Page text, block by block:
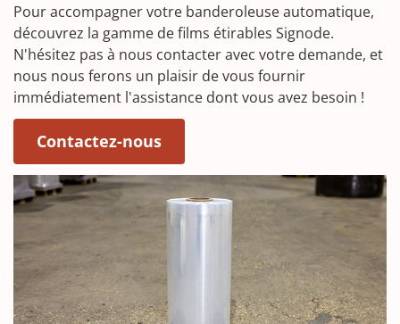
Pour accompagner votre banderoleuse automatique,
découvrez la gamme de films étirables Signode.
N'hésitez pas à nous contacter avec votre demande, et
nous nous ferons un plaisir de vous fournir
immédiatement l'assistance dont vous avez besoin !
Contactez-nous